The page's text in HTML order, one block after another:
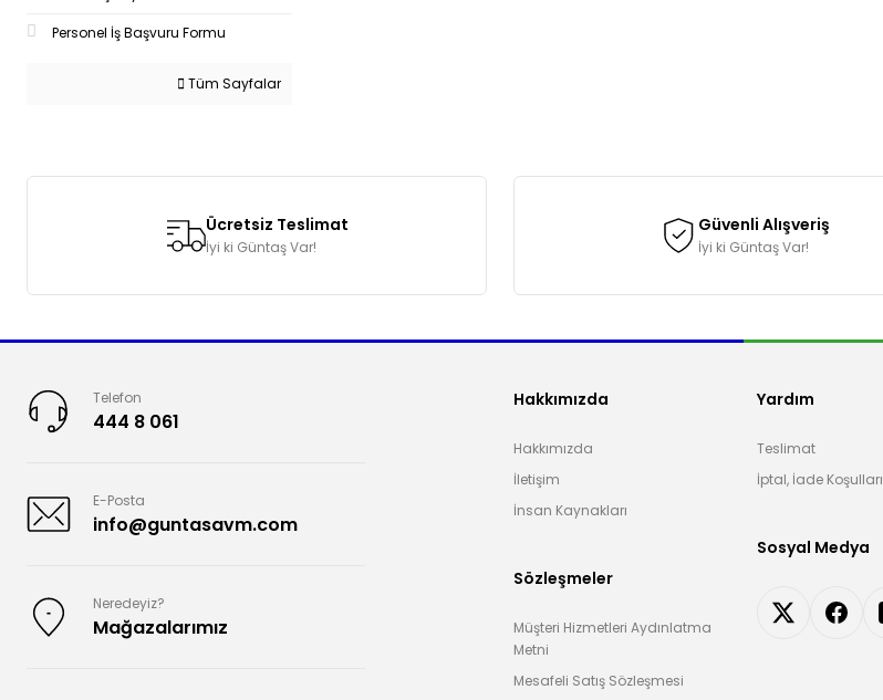
Personel İş Başvuru Formu
Tüm Sayfalar
Ücretsiz Teslimat
İyi ki Güntaş Var!
Güvenli Alışveriş
İyi ki Güntaş Var!
Telefon
444 8 061
E-Posta
info@guntasavm.com
Neredeyiz?
Mağazalarımız
Hakkımızda
Hakkımızda
İletişim
İnsan Kaynakları
Sözleşmeler
Müşteri Hizmetleri Aydınlatma
Metni
Mesafeli Satış Sözleşmesi
Yardım
Teslimat
İptal, İade Koşulları
Sosyal Medya